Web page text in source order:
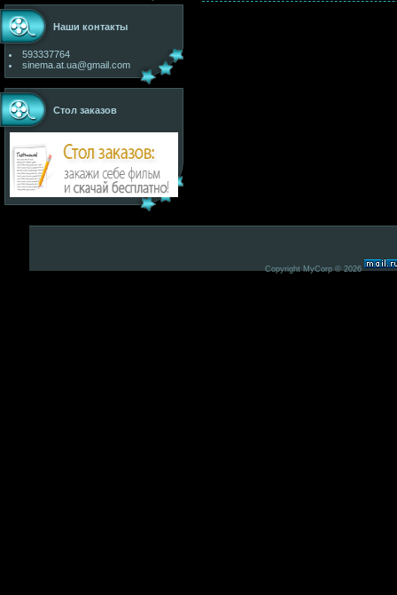
Наши контакты
593337764
sinema.at.ua@gmail.com
Стол заказов
Copyright MyCorp © 2026